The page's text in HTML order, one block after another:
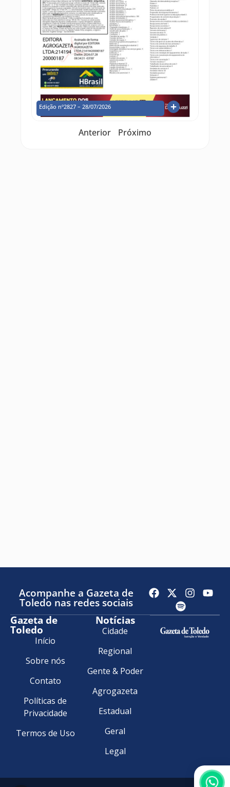
Edição nº2827 – 28/07/2026
Anterior Próximo
Acompanhe a Gazeta de
Toledo nas redes sociais
Gazeta de
Toledo
Início
Sobre nós
Contato
Políticas de
Privacidade
Termos de Uso
Notícias
Cidade
Regional
Gente & Poder
Agrogazeta
Estadual
Geral
Legal